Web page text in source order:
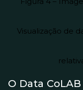
Visualização de
O Data